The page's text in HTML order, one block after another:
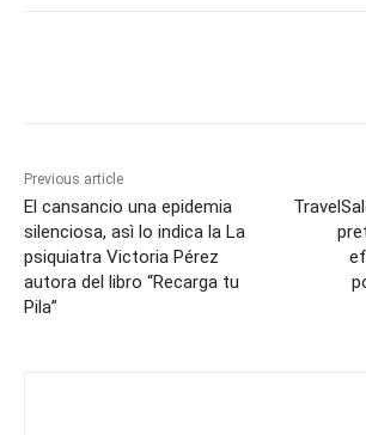
Previous article
El cansancio una epidemia
silenciosa, asì lo indica la La
psiquiatra Victoria Pérez
autora del libro “Recarga tu
Pila”